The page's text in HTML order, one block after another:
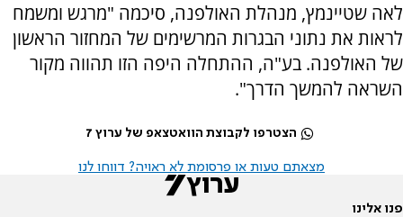
לאה שטיינמץ, מנהלת האולפנה, סיכמה "מרגש ומשמח
לראות את נתוני הבגרות המרשימים של המחזור הראשון
של האולפנה. בע"ה, ההתחלה היפה הזו תהווה מקור
השראה להמשך הדרך".
הצטרפו לקבוצת הוואטצאפ של ערוץ 7
מצאתם טעות או פרסומת לא ראויה? דווחו לנו
פנו אלינו